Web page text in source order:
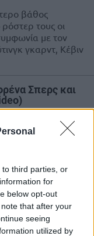
third parties, or
for
below opt-out
that after your
seeing
utilized by
βάθος
τους οι
με τον
γκαρντ, Κέβιν
Σπερς και
Σπερς,